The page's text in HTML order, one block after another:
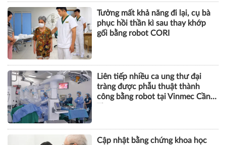
Tưởng mất khả năng đi lại, cụ bà
phục hồi thần kì sau thay khớp
gối bằng robot CORI
Liên tiếp nhiều ca ung thư đại
tràng được phẫu thuật thành
công bằng robot tại Vinmec Cần
Cập nhật bằng chứng khoa học